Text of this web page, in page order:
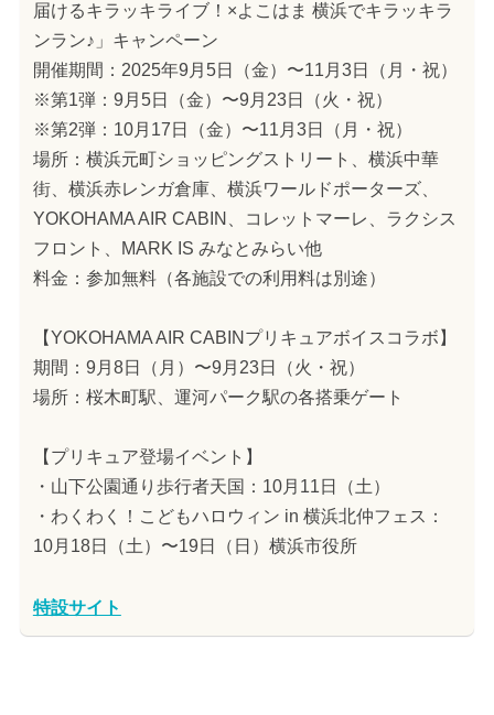
届けるキラッキライブ！×よこはま 横浜でキラッキラ
ンラン♪」キャンペーン
開催期間：2025年9月5日（金）〜11月3日（月・祝）
※第1弾：9月5日（金）〜9月23日（火・祝）
※第2弾：10月17日（金）〜11月3日（月・祝）
場所：横浜元町ショッピングストリート、横浜中華
街、横浜赤レンガ倉庫、横浜ワールドポーターズ、
YOKOHAMA AIR CABIN、コレットマーレ、ラクシス
フロント、MARK IS みなとみらい他
料金：参加無料（各施設での利用料は別途）
【YOKOHAMA AIR CABINプリキュアボイスコラボ】
期間：9月8日（月）〜9月23日（火・祝）
場所：桜木町駅、運河パーク駅の各搭乗ゲート
【プリキュア登場イベント】
・山下公園通り歩行者天国：10月11日（土）
・わくわく！こどもハロウィン in 横浜北仲フェス：
10月18日（土）〜19日（日）横浜市役所
特設サイト